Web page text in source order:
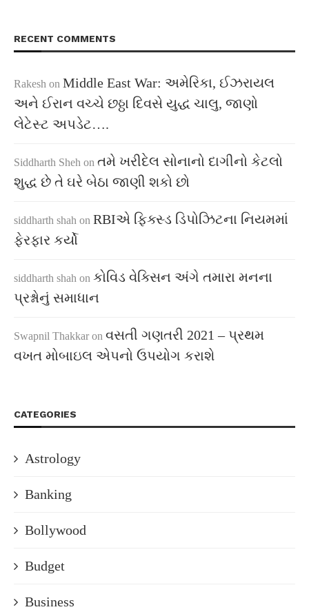
RECENT COMMENTS
Rakesh on Middle East War: અમેરિકા, ઈઝરાયલ
અને ઈરાન વચ્ચે છઠ્ઠા દિવસે યુદ્ધ ચાલુ, જાણો
લેટેસ્ટ અપડેટ….
Siddharth Sheh on તમે ખરીદેલ સોનાનો દાગીનો કેટલો
શુદ્ધ છે તે ઘરે બેઠા જાણી શકો છો
siddharth shah on RBIએ ફિક્સ્ડ ડિપોઝિટના નિયમમાં
ફેરફાર કર્યો
siddharth shah on કોવિડ વેક્સિન અંગે તમારા મનના
પ્રશ્નોનું સમાધાન
Swapnil Thakkar on વસતી ગણતરી 2021 – પ્રથમ
વખત મોબાઇલ એપનો ઉપયોગ કરાશે
CATEGORIES
Astrology
Banking
Bollywood
Budget
Business